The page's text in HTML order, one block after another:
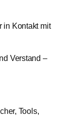
in Kontakt mit
Verstand –
Tools,